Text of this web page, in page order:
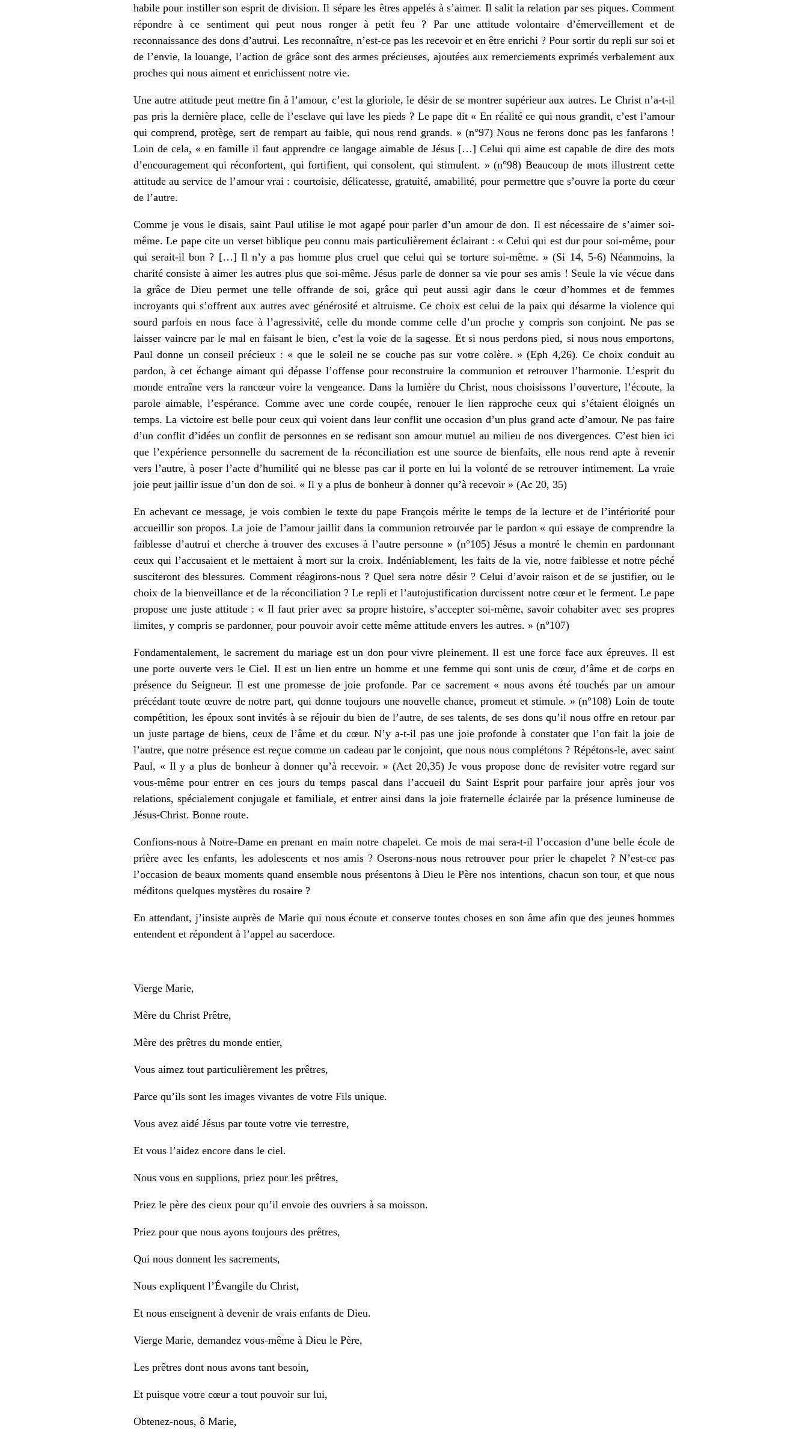
habile pour instiller son esprit de division. Il sépare les êtres appelés à s’aimer. Il salit la relation par ses piques. Comment
répondre à ce sentiment qui peut nous ronger à petit feu ? Par une attitude volontaire d’émerveillement et de
reconnaissance des dons d’autrui. Les reconnaître, n’est-ce pas les recevoir et en être enrichi ? Pour sortir du repli sur soi et
de l’envie, la louange, l’action de grâce sont des armes précieuses, ajoutées aux remerciements exprimés verbalement aux
proches qui nous aiment et enrichissent notre vie.
Une autre attitude peut mettre fin à l’amour, c’est la gloriole, le désir de se montrer supérieur aux autres. Le Christ n’a-t-il
pas pris la dernière place, celle de l’esclave qui lave les pieds ? Le pape dit « En réalité ce qui nous grandit, c’est l’amour
qui comprend, protège, sert de rempart au faible, qui nous rend grands. » (n°97) Nous ne ferons donc pas les fanfarons !
Loin de cela, « en famille il faut apprendre ce langage aimable de Jésus […] Celui qui aime est capable de dire des mots
d’encouragement qui réconfortent, qui fortifient, qui consolent, qui stimulent. » (n°98) Beaucoup de mots illustrent cette
attitude au service de l’amour vrai : courtoisie, délicatesse, gratuité, amabilité, pour permettre que s’ouvre la porte du cœur
de l’autre.
Comme je vous le disais, saint Paul utilise le mot agapé pour parler d’un amour de don. Il est nécessaire de s’aimer soi-
même. Le pape cite un verset biblique peu connu mais particulièrement éclairant : « Celui qui est dur pour soi-même, pour
qui serait-il bon ? […] Il n’y a pas homme plus cruel que celui qui se torture soi-même. » (Si 14, 5-6) Néanmoins, la
charité consiste à aimer les autres plus que soi-même. Jésus parle de donner sa vie pour ses amis ! Seule la vie vécue dans
la grâce de Dieu permet une telle offrande de soi, grâce qui peut aussi agir dans le cœur d’hommes et de femmes
incroyants qui s’offrent aux autres avec générosité et altruisme. Ce choix est celui de la paix qui désarme la violence qui
sourd parfois en nous face à l’agressivité, celle du monde comme celle d’un proche y compris son conjoint. Ne pas se
laisser vaincre par le mal en faisant le bien, c’est la voie de la sagesse. Et si nous perdons pied, si nous nous emportons,
Paul donne un conseil précieux : « que le soleil ne se couche pas sur votre colère. » (Eph 4,26). Ce choix conduit au
pardon, à cet échange aimant qui dépasse l’offense pour reconstruire la communion et retrouver l’harmonie. L’esprit du
monde entraîne vers la rancœur voire la vengeance. Dans la lumière du Christ, nous choisissons l’ouverture, l’écoute, la
parole aimable, l’espérance. Comme avec une corde coupée, renouer le lien rapproche ceux qui s’étaient éloignés un
temps. La victoire est belle pour ceux qui voient dans leur conflit une occasion d’un plus grand acte d’amour. Ne pas faire
d’un conflit d’idées un conflit de personnes en se redisant son amour mutuel au milieu de nos divergences. C’est bien ici
que l’expérience personnelle du sacrement de la réconciliation est une source de bienfaits, elle nous rend apte à revenir
vers l’autre, à poser l’acte d’humilité qui ne blesse pas car il porte en lui la volonté de se retrouver intimement. La vraie
joie peut jaillir issue d’un don de soi. « Il y a plus de bonheur à donner qu’à recevoir » (Ac 20, 35)
En achevant ce message, je vois combien le texte du pape François mérite le temps de la lecture et de l’intériorité pour
accueillir son propos. La joie de l’amour jaillit dans la communion retrouvée par le pardon « qui essaye de comprendre la
faiblesse d’autrui et cherche à trouver des excuses à l’autre personne » (n°105) Jésus a montré le chemin en pardonnant
ceux qui l’accusaient et le mettaient à mort sur la croix. Indéniablement, les faits de la vie, notre faiblesse et notre péché
susciteront des blessures. Comment réagirons-nous ? Quel sera notre désir ? Celui d’avoir raison et de se justifier, ou le
choix de la bienveillance et de la réconciliation ? Le repli et l’autojustification durcissent notre cœur et le ferment. Le pape
propose une juste attitude : « Il faut prier avec sa propre histoire, s’accepter soi-même, savoir cohabiter avec ses propres
limites, y compris se pardonner, pour pouvoir avoir cette même attitude envers les autres. » (n°107)
Fondamentalement, le sacrement du mariage est un don pour vivre pleinement. Il est une force face aux épreuves. Il est
une porte ouverte vers le Ciel. Il est un lien entre un homme et une femme qui sont unis de cœur, d’âme et de corps en
présence du Seigneur. Il est une promesse de joie profonde. Par ce sacrement « nous avons été touchés par un amour
précédant toute œuvre de notre part, qui donne toujours une nouvelle chance, promeut et stimule. » (n°108) Loin de toute
compétition, les époux sont invités à se réjouir du bien de l’autre, de ses talents, de ses dons qu’il nous offre en retour par
un juste partage de biens, ceux de l’âme et du cœur. N’y a-t-il pas une joie profonde à constater que l’on fait la joie de
l’autre, que notre présence est reçue comme un cadeau par le conjoint, que nous nous complétons ? Répétons-le, avec saint
Paul, « Il y a plus de bonheur à donner qu’à recevoir. » (Act 20,35) Je vous propose donc de revisiter votre regard sur
vous-même pour entrer en ces jours du temps pascal dans l’accueil du Saint Esprit pour parfaire jour après jour vos
relations, spécialement conjugale et familiale, et entrer ainsi dans la joie fraternelle éclairée par la présence lumineuse de
Jésus-Christ. Bonne route.
Confions-nous à Notre-Dame en prenant en main notre chapelet. Ce mois de mai sera-t-il l’occasion d’une belle école de
prière avec les enfants, les adolescents et nos amis ? Oserons-nous nous retrouver pour prier le chapelet ? N’est-ce pas
l’occasion de beaux moments quand ensemble nous présentons à Dieu le Père nos intentions, chacun son tour, et que nous
méditons quelques mystères du rosaire ?
En attendant, j’insiste auprès de Marie qui nous écoute et conserve toutes choses en son âme afin que des jeunes hommes
entendent et répondent à l’appel au sacerdoce.
Vierge Marie,
Mère du Christ Prêtre,
Mère des prêtres du monde entier,
Vous aimez tout particulièrement les prêtres,
Parce qu’ils sont les images vivantes de votre Fils unique.
Vous avez aidé Jésus par toute votre vie terrestre,
Et vous l’aidez encore dans le ciel.
Nous vous en supplions, priez pour les prêtres,
Priez le père des cieux pour qu’il envoie des ouvriers à sa moisson.
Priez pour que nous ayons toujours des prêtres,
Qui nous donnent les sacrements,
Nous expliquent l’Évangile du Christ,
Et nous enseignent à devenir de vrais enfants de Dieu.
Vierge Marie, demandez vous-même à Dieu le Père,
Les prêtres dont nous avons tant besoin,
Et puisque votre cœur a tout pouvoir sur lui,
Obtenez-nous, ô Marie,